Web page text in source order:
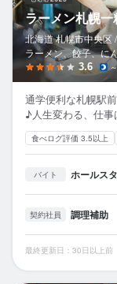
ラーメン札幌一
北海道 札幌市中央区 /
ラーメン、餃子、に
3.6
通学便利な札幌駅
♪人生変わる、仕事
食べログ評価 3.5以上
バイト ホールス
契約社員 調理補助
最終更新日：30日以上前